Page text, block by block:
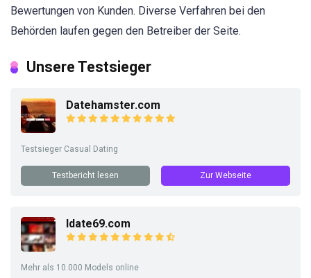
Bewertungen von Kunden. Diverse Verfahren bei den
Behörden laufen gegen den Betreiber der Seite.
Unsere Testsieger
Datehamster.com
Testsieger Casual Dating
Testbericht lesen Zur Webseite
Idate69.com
Mehr als 10.000 Models online